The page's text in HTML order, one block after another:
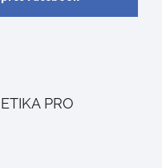
PRO